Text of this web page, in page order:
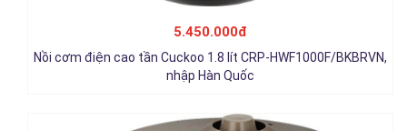
5.450.000đ
Nồi cơm điện cao tần Cuckoo 1.8 lít CRP-HWF1000F/BKBRVN,
nhập Hàn Quốc
EHS0309F/WHGOVNCV, nhập Hàn Quốc
Chi tiết